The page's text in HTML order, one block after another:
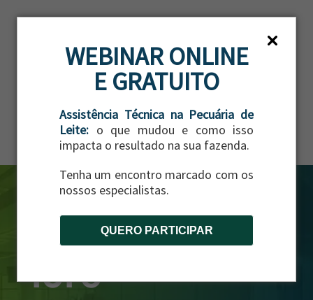
WEBINAR ONLINE
E GRATUITO
Assistência Técnica na Pecuária de
Leite: o que mudou e como isso
impacta o resultado na sua fazenda.
Tenha um encontro marcado com os
nossos especialistas.
QUERO PARTICIPAR
lore